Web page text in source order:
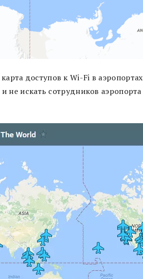
доступов к Wi-Fi в аэропортах
не искать сотрудников аэропорта